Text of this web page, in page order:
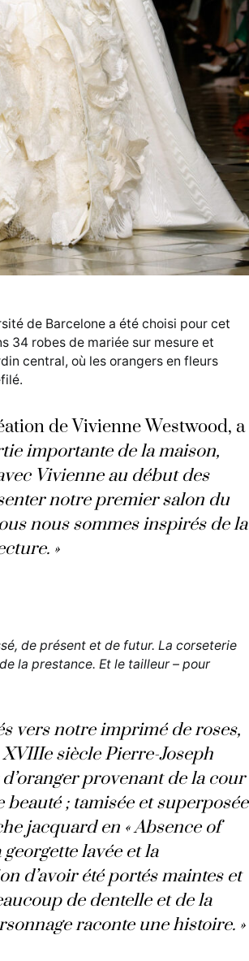
de Barcelone a été choisi pour cet
34 robes de mariée sur mesure et
central, où les orangers en fleurs
de Vivienne Westwood, a
importante de la maison,
Vivienne au début des
notre premier salon du
nous sommes inspirés de la
»
de présent et de futur. La corseterie
la prestance. Et le tailleur – pour
vers notre imprimé de roses,
siècle Pierre-Joseph
provenant de la cour
; tamisée et superposée
jacquard en « Absence of
lavée et la
d’avoir été portés maintes et
de dentelle et de la
raconte une histoire. »